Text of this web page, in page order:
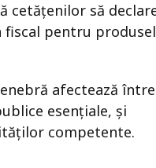
cetățenilor să
pentru
afectează
esențiale, și
competente.